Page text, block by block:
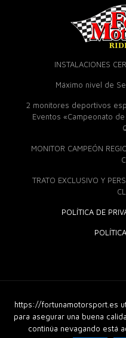
INSTALACIONES
Máximo nivel de
2 monitores deportivos
Eventos «Campeonato
MONITOR CAMPEÓN
TRATO EXCLUSIVO Y
POLÍTICA DE
© 2018 Fortuna Moto
Web|
https://fortunamotorsport.es
para asegurar una buena
continúa nevagando está